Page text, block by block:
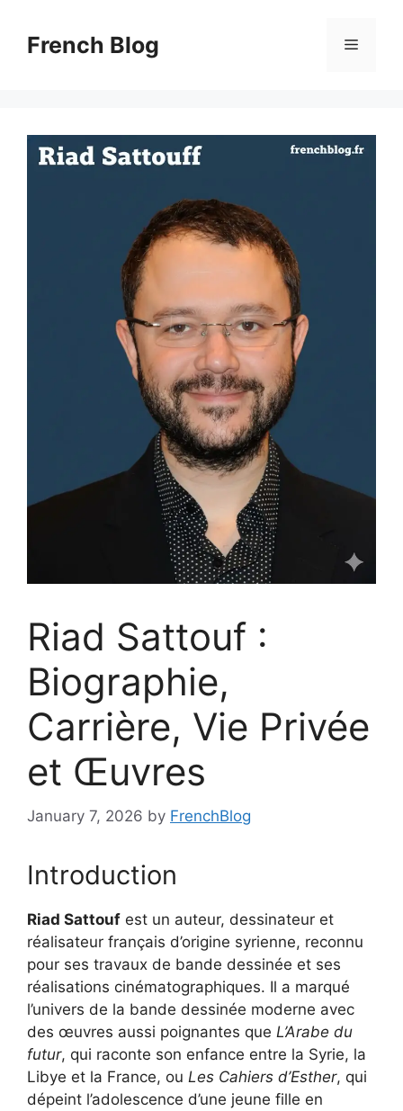
contentFrench Blog Menu
Riad Sattouf :
Biographie,
Carrière, Vie Privée
et Œuvres
January 7, 2026 by FrenchBlog
Introduction
Riad Sattouf est un auteur, dessinateur et
réalisateur français d’origine syrienne, reconnu
pour ses travaux de bande dessinée et ses
réalisations cinématographiques. Il a marqué
l’univers de la bande dessinée moderne avec
des œuvres aussi poignantes que L’Arabe du
futur, qui raconte son enfance entre la Syrie, la
Libye et la France, ou Les Cahiers d’Esther, qui
dépeint l’adolescence d’une jeune fille en